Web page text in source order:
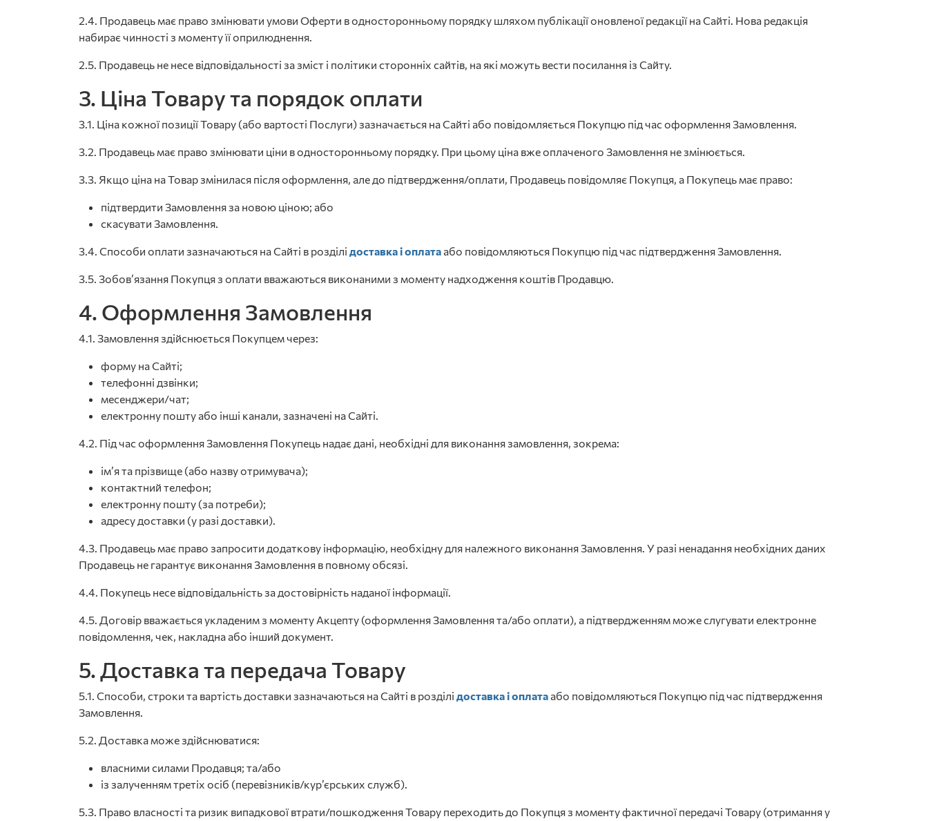
2.4. Продавець має право змінювати умови Оферти в односторонньому порядку шляхом публікації оновленої редакції на Сайті. Нова редакція
набирає чинності з моменту її оприлюднення.
2.5. Продавець не несе відповідальності за зміст і політики сторонніх сайтів, на які можуть вести посилання із Сайту.
3. Ціна Товару та порядок оплати
3.1. Ціна кожної позиції Товару (або вартості Послуги) зазначається на Сайті або повідомляється Покупцю під час оформлення Замовлення.
3.2. Продавець має право змінювати ціни в односторонньому порядку. При цьому ціна вже оплаченого Замовлення не змінюється.
3.3. Якщо ціна на Товар змінилася після оформлення, але до підтвердження/оплати, Продавець повідомляє Покупця, а Покупець має право:
підтвердити Замовлення за новою ціною; або
скасувати Замовлення.
3.4. Способи оплати зазначаються на Сайті в розділі доставка і оплата або повідомляються Покупцю під час підтвердження Замовлення.
3.5. Зобов’язання Покупця з оплати вважаються виконаними з моменту надходження коштів Продавцю.
4. Оформлення Замовлення
4.1. Замовлення здійснюється Покупцем через:
форму на Сайті;
телефонні дзвінки;
месенджери/чат;
електронну пошту або інші канали, зазначені на Сайті.
4.2. Під час оформлення Замовлення Покупець надає дані, необхідні для виконання замовлення, зокрема:
ім’я та прізвище (або назву отримувача);
контактний телефон;
електронну пошту (за потреби);
адресу доставки (у разі доставки).
4.3. Продавець має право запросити додаткову інформацію, необхідну для належного виконання Замовлення. У разі ненадання необхідних даних
Продавець не гарантує виконання Замовлення в повному обсязі.
4.4. Покупець несе відповідальність за достовірність наданої інформації.
4.5. Договір вважається укладеним з моменту Акцепту (оформлення Замовлення та/або оплати), а підтвердженням може слугувати електронне
повідомлення, чек, накладна або інший документ.
5. Доставка та передача Товару
5.1. Способи, строки та вартість доставки зазначаються на Сайті в розділі доставка і оплата або повідомляються Покупцю під час підтвердження
Замовлення.
5.2. Доставка може здійснюватися:
власними силами Продавця; та/або
із залученням третіх осіб (перевізників/кур’єрських служб).
5.3. Право власності та ризик випадкової втрати/пошкодження Товару переходить до Покупця з моменту фактичної передачі Товару (отримання у